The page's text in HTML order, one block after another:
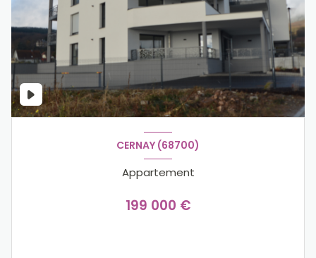
CERNAY (68700)
Appartement
199 000 €